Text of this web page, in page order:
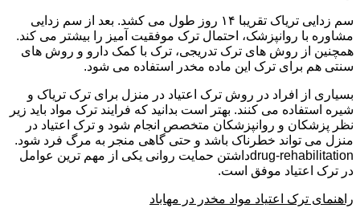
سم زدایی تریاک تقریبا ۱۴ روز طول می کشد. بعد از سم زدایی
مشاوره با روانپزشک، احتمال ترک موفقیت آمیز را بیشتر می کند.
همچنین از روش های ترک تدریجی، ترک با کمک دارو و روش های
سنتی هم برای ترک این ماده مخدر استفاده می شود.
بسیاری از افراد در روش ترک اعتیاد در منزل برای ترک تریاک و
شیره استفاده می کنند. بهتر است بدانید که فرایند ترک مواد باید زیر
نظر پزشکان و روانپزشکان متخصص انجام شود و ترک اعتیاد در
منزل می تواند خطرناک باشد و حتی گاهی منجر به مرگ فرد شود.
drug-rehabilitationداشتن حمایت روانی یکی از مهم ترین عوامل
در ترک اعتیاد موفق است.
راهنمای ترک اعتیاد مواد مخدر در مهاباد